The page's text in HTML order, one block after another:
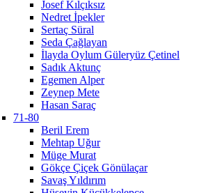
Josef Kılçıksız
Nedret İpekler
Sertaç Süral
Seda Çağlayan
İlayda Oylum Güleryüz Çetinel
Sadık Aktunç
Egemen Alper
Zeynep Mete
Hasan Saraç
71-80
Beril Erem
Mehtap Uğur
Müge Murat
Gökçe Çiçek Gönülaçar
Savaş Yıldırım